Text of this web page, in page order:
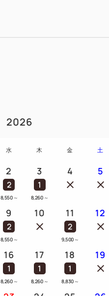
2026
水 木 金 土
2
2
8,550 ～
3
1
8,260 ～
4 5
9
2
8,550 ～
10 11
2
9,500 ～
12
16
1
8,260 ～
17
1
8,260 ～
18
1
8,830 ～
19